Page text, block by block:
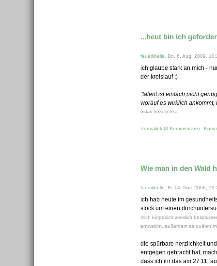
...heut bin ich
feuerlibelle , Do, 6. Aug. 2009,
ich glaube stark an mich -
der kreislauf ;)
"talent ist einfach nicht
worauf es wirklich ankommt,
oskar kokoschka
Permalink (8 Kommentare)
Wie man in den Wald
feuerlibelle , Fr, 14. Nov. 2008,
ich hab heute im
stock um einen
mich körperlich ziemlich
entweicht. außerdem es quälen
die spürbare herzlichkeit
entgegen gebracht hat,
dass ich ihr das am 27.11.